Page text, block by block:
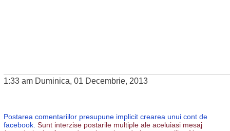
1:33 am Duminica, 01 Decembrie, 2013
Postarea comentariilor presupune implicit crearea unui cont de
facebook. Sunt interzise postarile multiple ale aceluiasi mesaj